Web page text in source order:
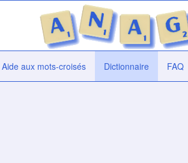
Aide aux mots-croisés Dictionnaire FAQ